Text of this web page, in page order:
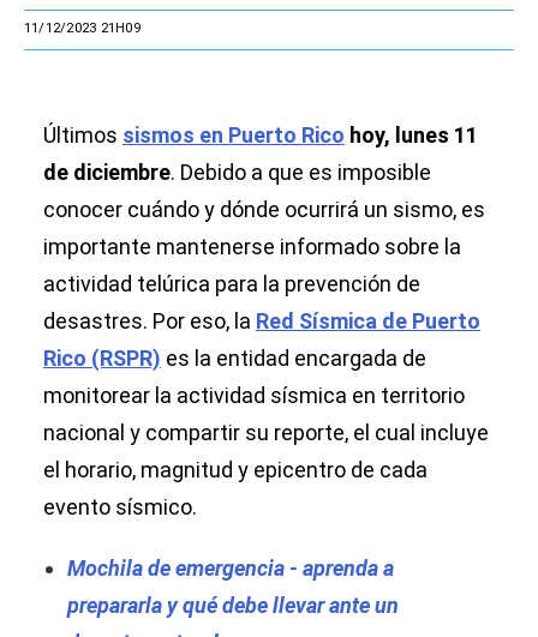
11/12/2023 21H09
Últimos sismos en Puerto Rico hoy, lunes 11
de diciembre. Debido a que es imposible
conocer cuándo y dónde ocurrirá un sismo, es
importante mantenerse informado sobre la
actividad telúrica para la prevención de
desastres. Por eso, la Red Sísmica de Puerto
Rico (RSPR) es la entidad encargada de
monitorear la actividad sísmica en territorio
nacional y compartir su reporte, el cual incluye
el horario, magnitud y epicentro de cada
evento sísmico.
Mochila de emergencia - aprenda a
prepararla y qué debe llevar ante un